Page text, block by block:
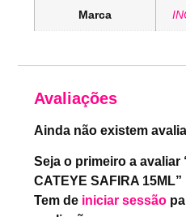
Marca
Avaliações
Ainda não existem
Seja o primeiro a avaliar
CATEYE SAFIRA 15ML”
Tem de iniciar sessão